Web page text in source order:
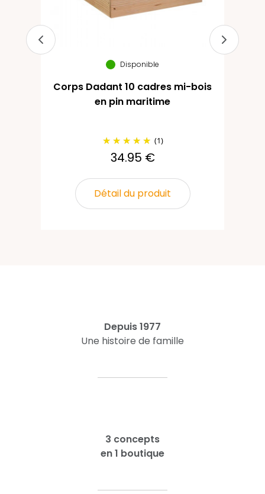
Disponible
Corps Dadant 10 cadres mi-bois
en pin maritime
(1)
34.95 €
Détail du produit
Depuis 1977
Une histoire de famille
3 concepts
en 1 boutique